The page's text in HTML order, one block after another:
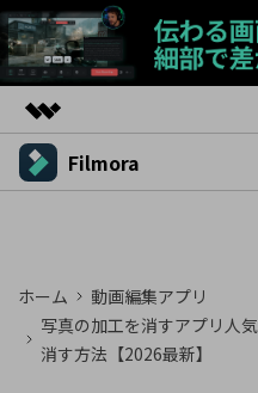
製品
ソリューション
プラン＆価格
Filmora
製品機能
AI機能
AI機能
活用法
ホーム
動画編集アプリ
写真の加工を消すアプリ人
消す方法【2026最新】